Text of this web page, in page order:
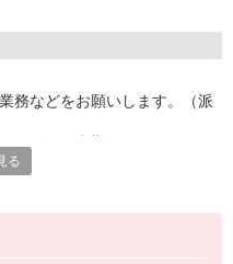
職場です！
問い合わせください。
手スタッフサービスグルー
とりのスキルや希望条件に応
てご就業いただけます。
【登録会来場】の3つから
務などをお願いします。（派
し。重量物20キロ程度あり。
る